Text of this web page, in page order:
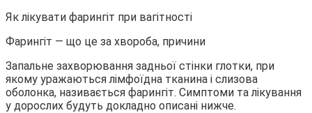
Як лікувати фарингіт при вагітності
Фарингіт — що це за хвороба, причини
Запальне захворювання задньої стінки глотки, при
якому уражаються лімфоїдна тканина і слизова
оболонка, називається фарингіт. Симптоми та лікування
у дорослих будуть докладно описані нижче.